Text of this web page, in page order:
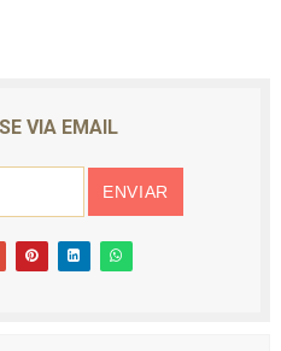
VIA EMAIL